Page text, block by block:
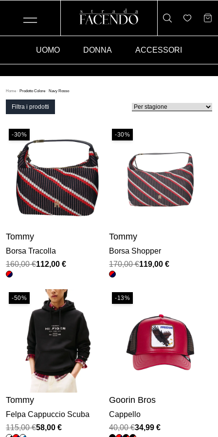
UOMO DONNA ACCESSORI
Home · Prodotto Colore · Navy Rosso
Filtra i prodotti
-30%
Tommy
Borsa Tracolla
160,00€
Il
prezzo
era:
160,00 €.
112,00 €
Il
prezzo
è:
112,00 €.
-30%
Tommy
Borsa Shopper
170,00€
Il
prezzo
era:
119,00 €
Il
prezzo
è:
-50%
Tommy
Felpa Cappuccio Scuba
115,00€
Il
58,00 €
Il
-13%
Goorin Bros
Cappello
40,00€
Il
34,99 €
Il